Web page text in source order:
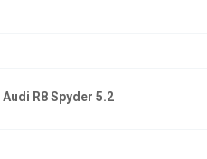
R8 Spyder 5.2